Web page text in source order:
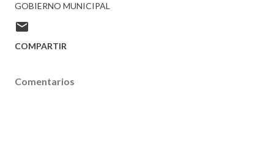
GOBIERNO MUNICIPAL
COMPARTIR
Comentarios